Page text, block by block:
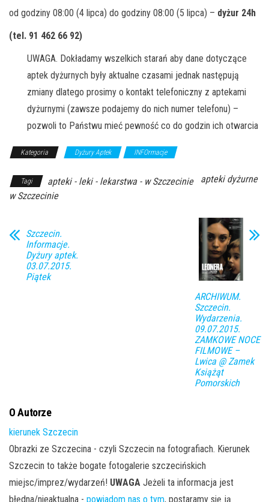
od godziny 08:00 (4 lipca) do godziny 08:00 (5 lipca) – dyżur 24h
(tel. 91 462 66 92)
UWAGA. Dokładamy wszelkich starań aby dane dotyczące
aptek dyżurnych były aktualne czasami jednak następują
zmiany dlatego prosimy o kontakt telefoniczny z aptekami
dyżurnymi (zawsze podajemy do nich numer telefonu) –
pozwoli to Państwu mieć pewność co do godzin ich otwarcia
Kategoria Dyżury Aptek INFOrmacje
Tagi apteki - leki - lekarstwa - w Szczecinie
apteki dyżurne
w Szczecinie
Szczecin.
Informacje.
Dyżury aptek.
03.07.2015.
Piątek
ARCHIWUM.
Szczecin.
Wydarzenia.
09.07.2015.
ZAMKOWE NOCE
FILMOWE –
Lwica @ Zamek
Książąt
Pomorskich
O Autorze
kierunek Szczecin
Obrazki ze Szczecina - czyli Szczecin na fotografiach. Kierunek
Szczecin to także bogate fotogalerie szczecińskich
miejsc/imprez/wydarzeń! UWAGA Jeżeli ta informacja jest
błędna/nieaktualna - powiadom nas o tym, postaramy się ją